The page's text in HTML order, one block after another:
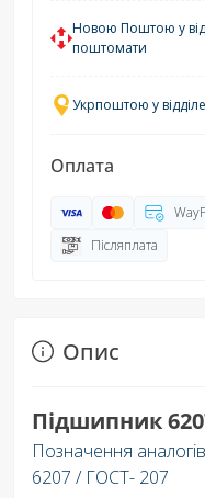
Новою Поштою у
поштомати
Укрпоштою у
Оплата
Післяплата
Опис
Підшипник
Позначення
6207 / ГОСТ- 207